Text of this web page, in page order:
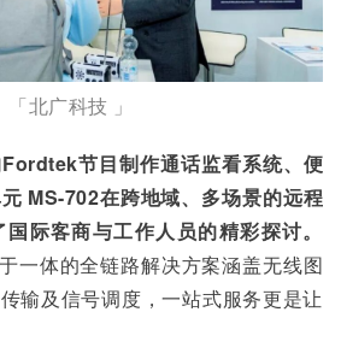
「北广科技 」
节目制作通话监看系统、便
MS-702在跨地域、多场景的远程
际客商与工作人员的精彩探讨。
一体的全链路解决方案涵盖无线图
输及信号调度，一站式服务更是让